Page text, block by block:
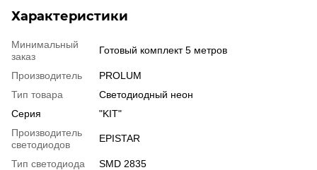
Характеристики
Минимальный
заказ
Готовый комплект 5 метров
Производитель
PROLUM
Тип товара
Светодиодный неон
Серия
"KIT"
Производитель
светодиодов
EPISTAR
Тип светодиода
SMD 2835